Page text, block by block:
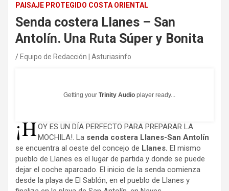
PAISAJE PROTEGIDO COSTA ORIENTAL
Senda costera Llanes – San
Antolín. Una Ruta Súper y Bonita
Equipo de Redacción | Asturiasinfo
Getting your Trinity Audio player ready...
¡HOY ES UN DÍA PERFECTO PARA PREPARAR LA
MOCHILA!. La senda costera Llanes-San Antolín
se encuentra al oeste del concejo de Llanes. El mismo
pueblo de Llanes es el lugar de partida y donde se puede
dejar el coche aparcado. El inicio de la senda comienza
desde la playa de El Sablón, en el pueblo de Llanes y